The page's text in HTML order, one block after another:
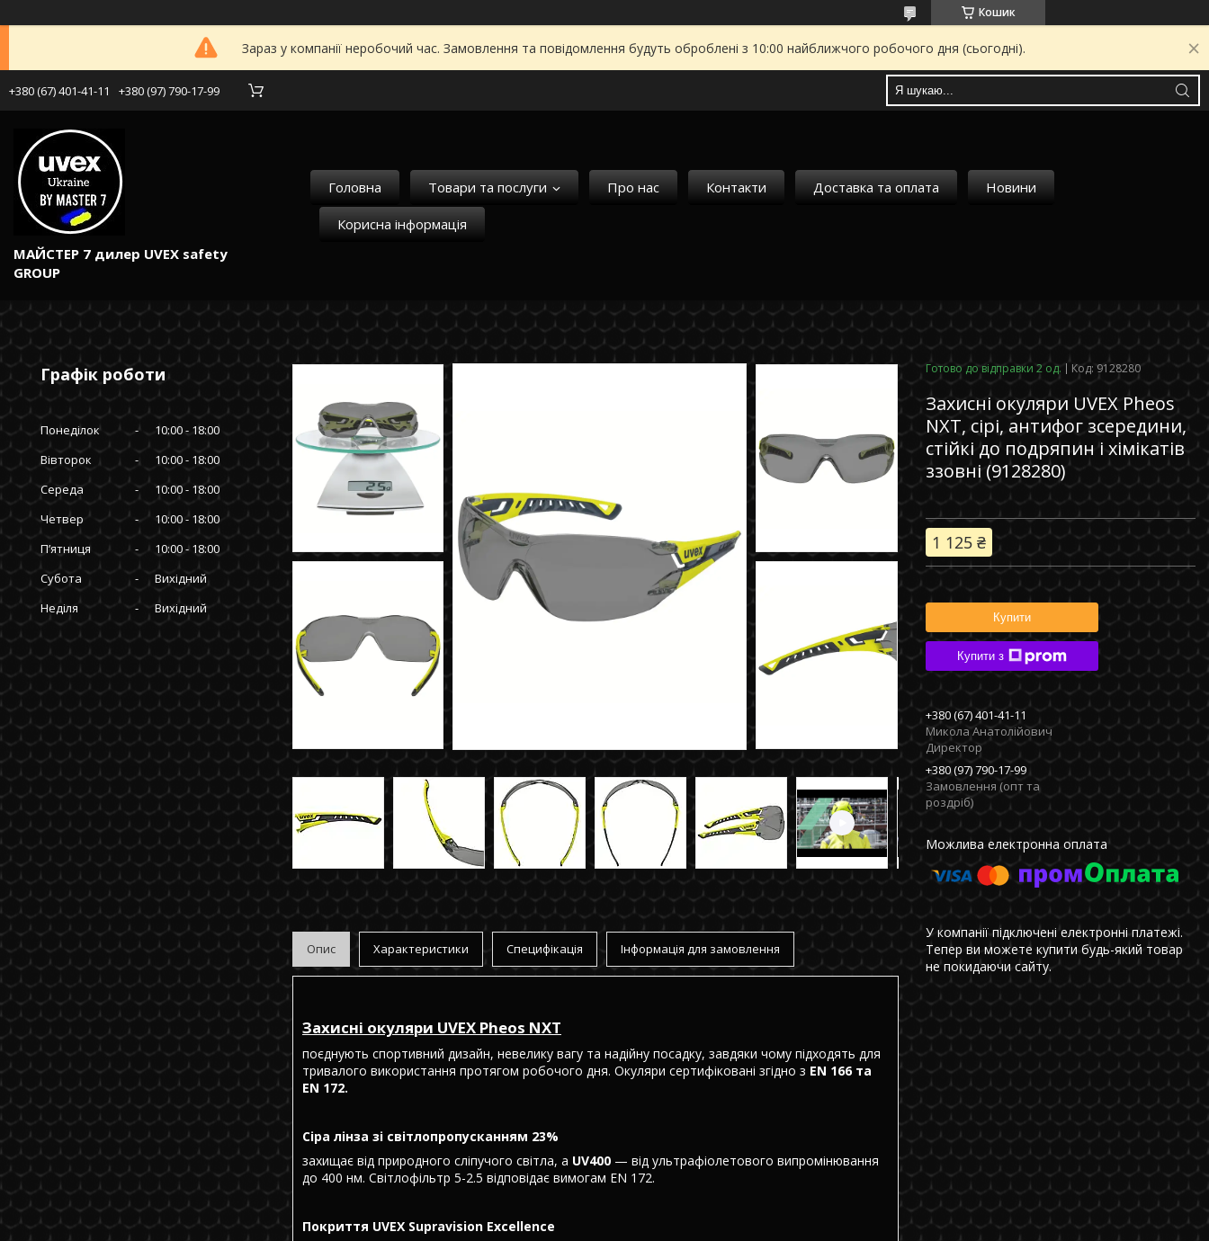
Кошик
Зараз у компанії неробочий час. Замовлення та повідомлення будуть оброблені з 10:00 найближчого робочого дня (сьогодні).
+380 (67) 401-41-11 +380 (97) 790-17-99
МАЙСТЕР 7 дилер UVEX safety
GROUP
Головна Товари та послуги Про нас Контакти Доставка та оплата Новини
Корисна інформація
Графік роботи
Понеділок 10:00
18:00
Вівторок
10:00
18:00
Середа
10:00
18:00
Четвер
10:00
18:00
Пʼятниця
10:00
18:00
Субота
Вихідний
Неділя
Вихідний
Опис Характеристики Специфікація Інформація для замовлення
Захисні окуляри UVEX Pheos NXT
поєднують спортивний дизайн, невелику вагу та надійну посадку, завдяки чому підходять для
тривалого використання протягом робочого дня. Окуляри сертифіковані згідно з EN 166 та
EN 172.
Сіра лінза зі світлопропусканням 23%
захищає від природного сліпучого світла, а UV400 — від ультрафіолетового випромінювання
до 400 нм. Світлофільтр 5-2.5 відповідає вимогам EN 172.
Покриття UVEX Supravision Excellence
Готово до відправки 2 од. Код: 9128280
Захисні окуляри UVEX Pheos
NXT, сірі, антифог зсередини,
стійкі до подряпин і хімікатів
ззовні (9128280)
1 125 ₴
Купити
Купити з
+380 (67) 401-41-11
Микола Анатолійович
Директор
+380 (97) 790-17-99
Замовлення (опт та
роздріб)
У компанії підключені електронні платежі.
Тепер ви можете купити будь-який товар
не покидаючи сайту.